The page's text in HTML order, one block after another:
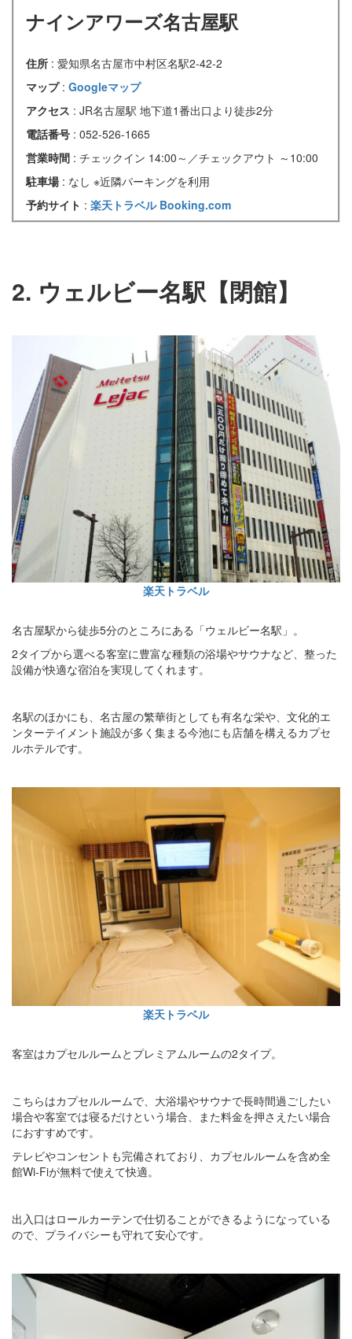
ナインアワーズ名古屋駅
住所 : 愛知県名古屋市中村区名駅2-42-2
マップ : Googleマップ
アクセス : JR名古屋駅 地下道1番出口より徒歩2分
電話番号 : 052-526-1665
営業時間 : チェックイン 14:00～／チェックアウト ～10:00
駐車場 : なし ※近隣パーキングを利用
予約サイト : 楽天トラベル Booking.com
2. ウェルビー名駅【閉館】
楽天トラベル
名古屋駅から徒歩5分のところにある「ウェルビー名駅」。
2タイプから選べる客室に豊富な種類の浴場やサウナなど、整った
設備が快適な宿泊を実現してくれます。
名駅のほかにも、名古屋の繁華街としても有名な栄や、文化的エ
ンターテイメント施設が多く集まる今池にも店舗を構えるカプセ
ルホテルです。
楽天トラベル
客室はカプセルルームとプレミアムルームの2タイプ。
こちらはカプセルルームで、大浴場やサウナで長時間過ごしたい
場合や客室では寝るだけという場合、また料金を押さえたい場合
におすすめです。
テレビやコンセントも完備されており、カプセルルームを含め全
館Wi-Fiが無料で使えて快適。
出入口はロールカーテンで仕切ることができるようになっている
ので、プライバシーも守れて安心です。